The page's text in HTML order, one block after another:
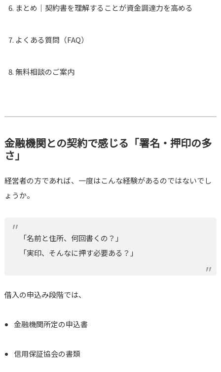
まとめ｜契約書を理解することが資金調達力を高める
よくある質問（FAQ）
無料相談のご案内
金融機関との契約で感じる「署名・押印の多
さ」
経営者の方であれば、一度はこんな経験があるのではないでし
ょうか。
「名前と住所、何回書くの？」
「実印、そんなに押す必要ある？」
借入の申込み段階では、
金融機関所定の申込書
信用保証協会の書類